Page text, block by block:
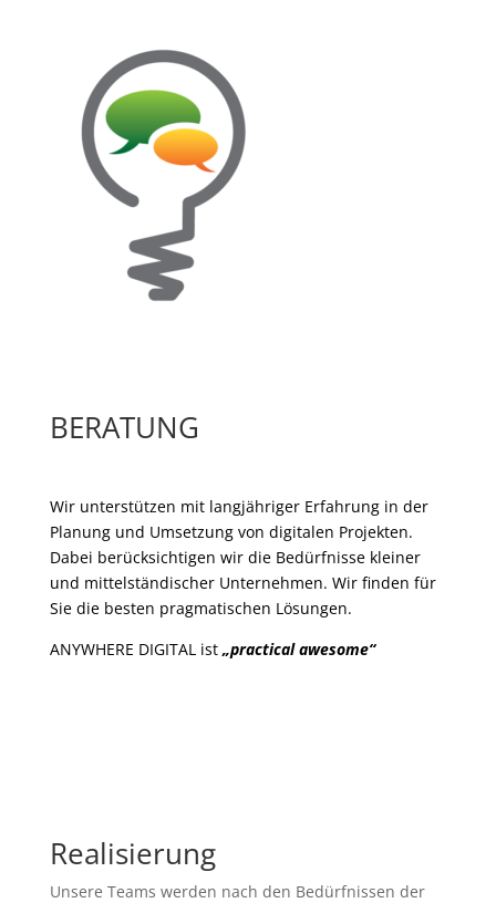
BERATUNG
Wir unterstützen mit langjähriger Erfahrung in der
Planung und Umsetzung von digitalen Projekten.
Dabei berücksichtigen wir die Bedürfnisse kleiner
und mittelständischer Unternehmen. Wir finden für
Sie die besten pragmatischen Lösungen.
ANYWHERE DIGITAL ist „practical awesome“
Realisierung
Unsere Teams werden nach den Bedürfnissen der